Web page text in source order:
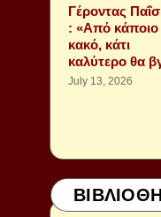
Γέροντας
: «Από κάποιο
κακό, κάτι
καλύτερο θα
July 13, 2026